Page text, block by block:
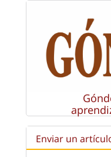
Enviar un